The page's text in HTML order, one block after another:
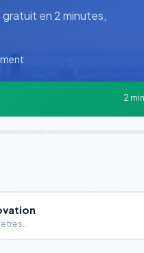
en 2 minutes,
2